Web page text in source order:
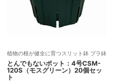
植物の根が健全に育つスリット鉢 プラ鉢
とんでもないポット：4号CSM-
120S（モスグリーン）20個セッ
ト